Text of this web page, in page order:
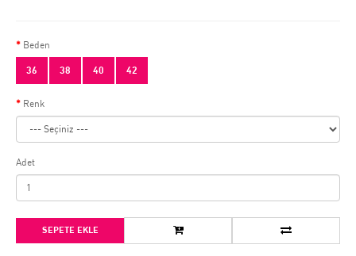
Beden
36 38 40 42
Renk
Adet
SEPETE EKLE